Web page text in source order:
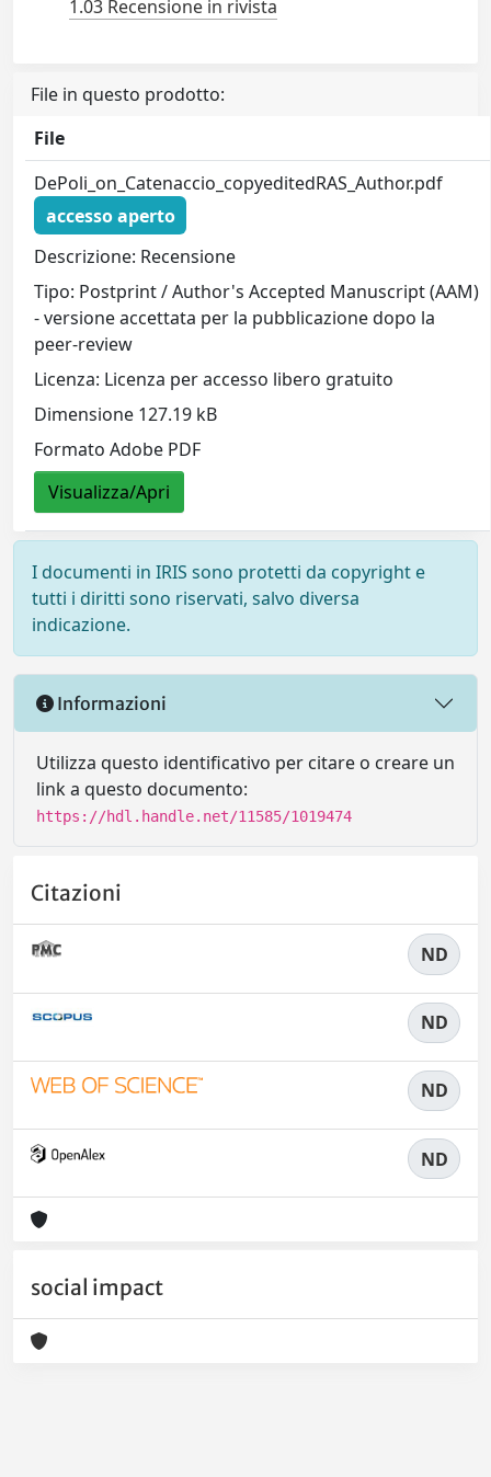
1.03 Recensione in rivista
File in questo prodotto:
File
DePoli_on_Catenaccio_copyeditedRAS_Author.pdf
accesso aperto
Descrizione: Recensione
Tipo: Postprint / Author's Accepted Manuscript (AAM)
- versione accettata per la pubblicazione dopo la
peer-review
Licenza: Licenza per accesso libero gratuito
Dimensione 127.19 kB
Formato Adobe PDF
Visualizza/Apri
I documenti in IRIS sono protetti da copyright e
tutti i diritti sono riservati, salvo diversa
indicazione.
Informazioni
Utilizza questo identificativo per citare o creare un
link a questo documento:
https://hdl.handle.net/11585/1019474
Citazioni
ND
ND
ND
ND
social impact